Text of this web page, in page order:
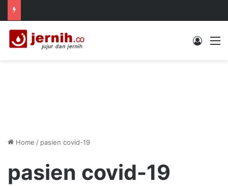
Log In
Home / pasien covid-19
pasien covid-19